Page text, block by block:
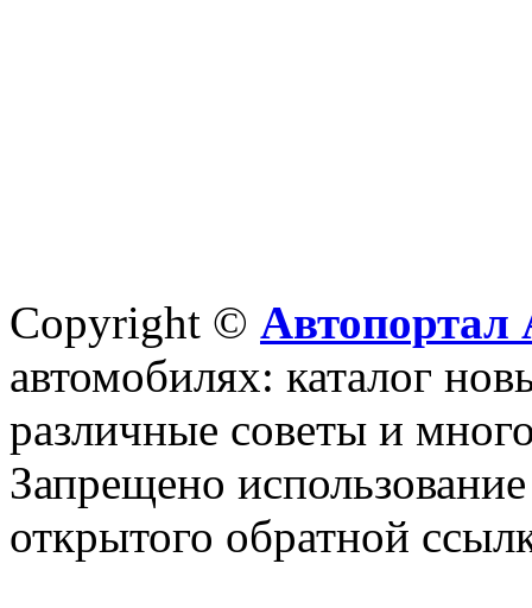
Copyright © Автопортал
автомобилях: каталог
различные советы и
Запрещено
открытого обратной